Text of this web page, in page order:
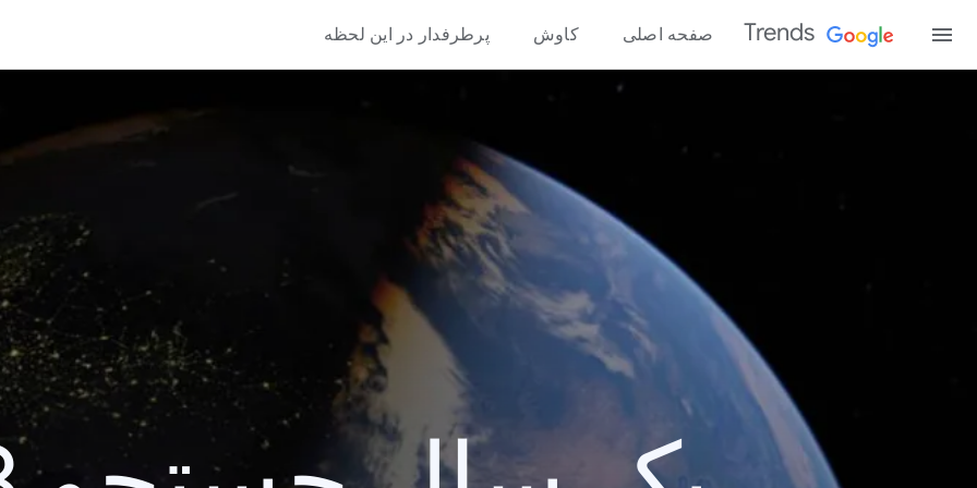
Trends صفحه اصلی کاوش پرطرفدار در این لحظه